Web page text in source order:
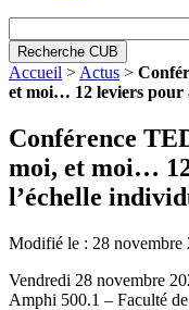
Recherche CUB
Accueil > Actus >
et moi… 12 leviers
Conférence
moi, et moi…
l’échelle
Modifié le : 28 novembre
Vendredi 28 novembre
Amphi 500.1 – Faculté